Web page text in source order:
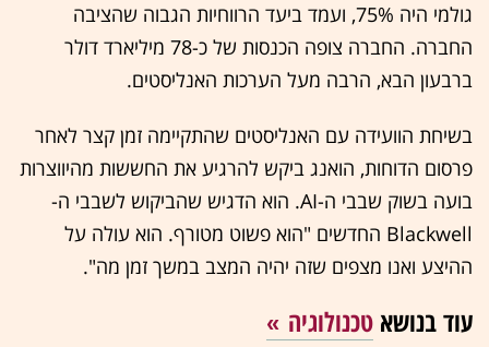
גולמי היה 75%, ועמד ביעד הרווחיות הגבוה שהציבה
החברה. החברה צופה הכנסות של כ-78 מיליארד דולר
ברבעון הבא, הרבה מעל הערכות האנליסטים.
בשיחת הוועידה עם האנליסטים שהתקיימה זמן קצר לאחר
פרסום הדוחות, הואנג ביקש להרגיע את החששות מהיווצרות
בועה בשוק שבבי ה-AI. הוא הדגיש שהביקוש לשבבי ה-
Blackwell החדשים "הוא פשוט מטורף. הוא עולה על
ההיצע ואנו מצפים שזה יהיה המצב במשך זמן מה".
עוד בנושא טכנולוגיה